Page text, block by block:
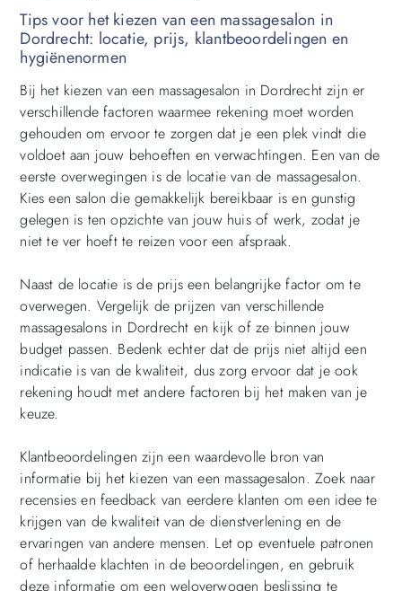
Tips voor het kiezen van een massagesalon in
Dordrecht: locatie, prijs, klantbeoordelingen en
hygiënenormen
Bij het kiezen van een massagesalon in Dordrecht zijn er
verschillende factoren waarmee rekening moet worden
gehouden om ervoor te zorgen dat je een plek vindt die
voldoet aan jouw behoeften en verwachtingen. Een van de
eerste overwegingen is de locatie van de massagesalon.
Kies een salon die gemakkelijk bereikbaar is en gunstig
gelegen is ten opzichte van jouw huis of werk, zodat je
niet te ver hoeft te reizen voor een afspraak.
Naast de locatie is de prijs een belangrijke factor om te
overwegen. Vergelijk de prijzen van verschillende
massagesalons in Dordrecht en kijk of ze binnen jouw
budget passen. Bedenk echter dat de prijs niet altijd een
indicatie is van de kwaliteit, dus zorg ervoor dat je ook
rekening houdt met andere factoren bij het maken van je
keuze.
Klantbeoordelingen zijn een waardevolle bron van
informatie bij het kiezen van een massagesalon. Zoek naar
recensies en feedback van eerdere klanten om een idee te
krijgen van de kwaliteit van de dienstverlening en de
ervaringen van andere mensen. Let op eventuele patronen
of herhaalde klachten in de beoordelingen, en gebruik
deze informatie om een weloverwogen beslissing te